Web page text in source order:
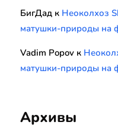
БигДад к Неоколхоз
матушки-природы на
Vadim Popov к
матушки-природы на
Архивы